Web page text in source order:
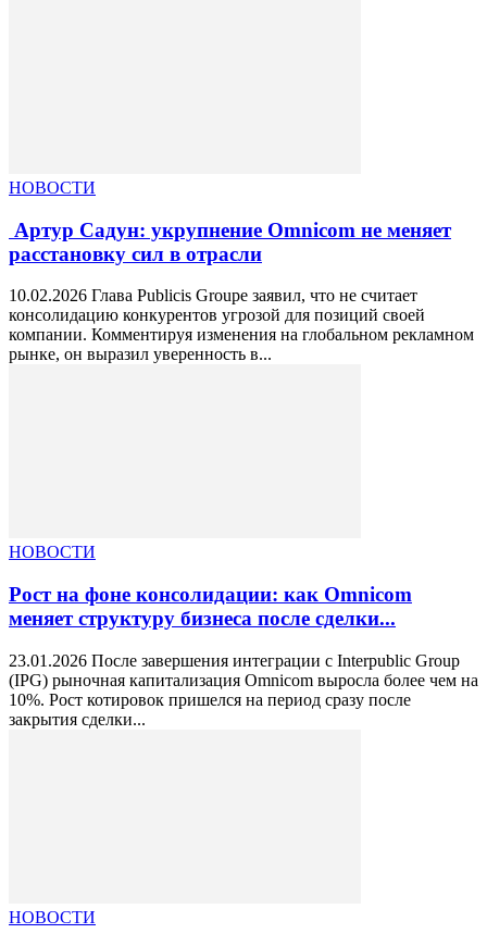
НОВОСТИ
Артур Садун: укрупнение Omnicom не меняет
расстановку сил в отрасли
10.02.2026 Глава Publicis Groupe заявил, что не считает
консолидацию конкурентов угрозой для позиций своей
компании. Комментируя изменения на глобальном рекламном
рынке, он выразил уверенность в...
НОВОСТИ
Рост на фоне консолидации: как Omnicom
меняет структуру бизнеса после сделки...
23.01.2026 После завершения интеграции с Interpublic Group
(IPG) рыночная капитализация Omnicom выросла более чем на
10%. Рост котировок пришелся на период сразу после
закрытия сделки...
НОВОСТИ